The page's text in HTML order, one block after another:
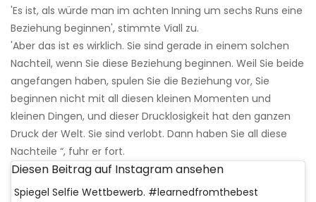
'Es ist, als würde man im achten Inning um sechs Runs eine
Beziehung beginnen', stimmte Viall zu.
'Aber das ist es wirklich. Sie sind gerade in einem solchen
Nachteil, wenn Sie diese Beziehung beginnen. Weil Sie beide
angefangen haben, spulen Sie die Beziehung vor, Sie
beginnen nicht mit all diesen kleinen Momenten und
kleinen Dingen, und dieser Drucklosigkeit hat den ganzen
Druck der Welt. Sie sind verlobt. Dann haben Sie all diese
Nachteile “, fuhr er fort.
Diesen Beitrag auf Instagram ansehen
Spiegel Selfie Wettbewerb. #learnedfromthebest